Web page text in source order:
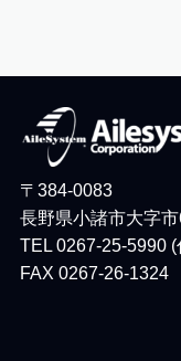
〒384-0083
長野県小諸市大字
TEL 0267-25-5990 (
FAX 0267-26-1324